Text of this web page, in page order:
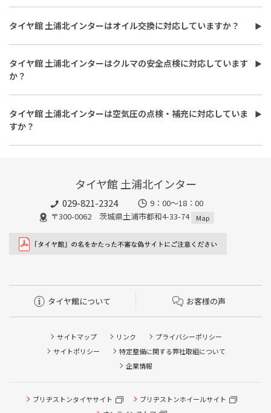
タイヤ館 土浦北インターはタイヤ交換に対応しています。
費用は、タイヤ交換工賃のほかに、タイヤ本体の価格やホイール
バランス調整、使用済みタイヤ処分費用などがかかる場合があり
ます。
また、作業時間は最短で約30分程度ですが、作業内容や交換本
数、車種により異なり、時間がかかる場合もございます。詳細は店
舗スタッフまでお気軽にご相談ください
タイヤ館 土浦北インターはオイル交換に対応していますか？
タイヤ館 土浦北インターはオイル交換に対応しています。
使用するオイルの種類（鉱物油・部分合成油・全合成油）や粘
度、交換量によって費用が変わります。工賃やフィルター代を含め
た交換費用については、店舗スタッフまでお問い合わせくださ
い。
また、所要時間は最短約30分程度になります。こちらもオイルフ
ィルターの同時交換や、在庫・車種、作業時期等により時間が変
わることもありますので、詳細は店舗スタッフまでお気軽にご相
談ください。
タイヤ館 土浦北インターはクルマの安全点検に対応しています
か？
タイヤ館 土浦北インターはおクルマの安全点検に対応していま
す。最短30分、無料で対応させていただきます。
タイヤ館 土浦北インターは空気圧の点検・補充に対応していま
すか？
タイヤ館 土浦北インターは空気圧の点検・補充に対応していま
タイヤ館 土浦北インター
029-821-2324
9：00～18：00
〒300-0062 茨城県土浦市都和4-33-74
Map
タイヤ館について お客様の声
サイトマップ リンク
プライバシーポリシー
サイトポリシー
特定整備に関する弊社取組について
企業情報
ブリヂストンタイヤサイト
ブリヂストンホイールサイト